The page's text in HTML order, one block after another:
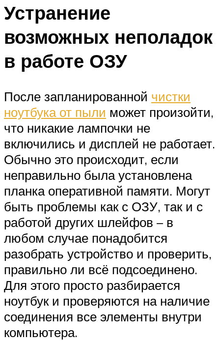
Устранение
возможных неполадок
в работе ОЗУ
После запланированной чистки
ноутбука от пыли может произойти,
что никакие лампочки не
включились и дисплей не работает.
Обычно это происходит, если
неправильно была установлена
планка оперативной памяти. Могут
быть проблемы как с ОЗУ, так и с
работой других шлейфов – в
любом случае понадобится
разобрать устройство и проверить,
правильно ли всё подсоединено.
Для этого просто разбирается
ноутбук и проверяются на наличие
соединения все элементы внутри
компьютера.